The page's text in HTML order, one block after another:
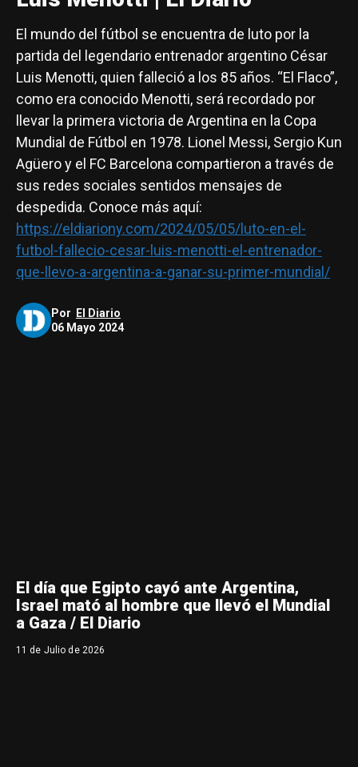
El mundo del fútbol se encuentra de luto por la
partida del legendario entrenador argentino César
Luis Menotti, quien falleció a los 85 años. “El Flaco”,
como era conocido Menotti, será recordado por
llevar la primera victoria de Argentina en la Copa
Mundial de Fútbol en 1978. Lionel Messi, Sergio Kun
Agüero y el FC Barcelona compartieron a través de
sus redes sociales sentidos mensajes de
despedida. Conoce más aquí:
https://eldiariony.com/2024/05/05/luto-en-el-
futbol-fallecio-cesar-luis-menotti-el-entrenador-
que-llevo-a-argentina-a-ganar-su-primer-mundial/
Por
El Diario
06 Mayo 2024
El día que Egipto cayó ante Argentina,
Israel mató al hombre que llevó el Mundial
a Gaza / El Diario
11 de Julio de 2026